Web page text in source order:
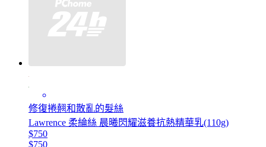
修復捲翹和散亂的髮絲
Lawrence 柔綸絲 晨曦閃耀滋養抗熱精華乳(110g)
$750
$750